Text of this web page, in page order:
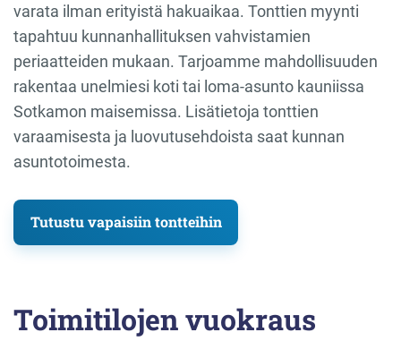
varata ilman erityistä hakuaikaa. Tonttien myynti
tapahtuu kunnanhallituksen vahvistamien
periaatteiden mukaan. Tarjoamme mahdollisuuden
rakentaa unelmiesi koti tai loma-asunto kauniissa
Sotkamon maisemissa. Lisätietoja tonttien
varaamisesta ja luovutusehdoista saat kunnan
asuntotoimesta.
Tutustu vapaisiin tontteihin
Toimitilojen vuokraus